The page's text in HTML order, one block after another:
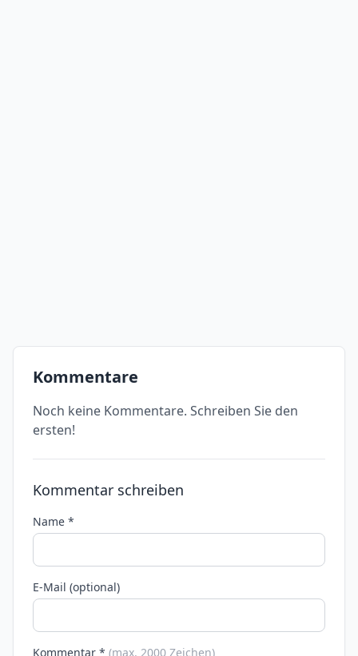
Kommentare
Noch keine Kommentare. Schreiben Sie den
ersten!
Kommentar schreiben
Name *
E-Mail (optional)
Kommentar * (max. 2000 Zeichen)